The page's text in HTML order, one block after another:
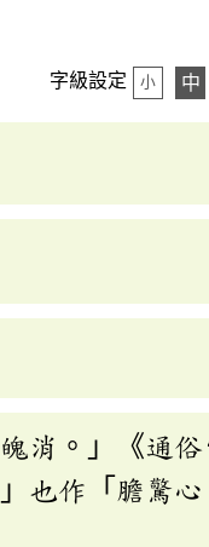
字級設定 小 中
消。」《通俗
也作「膽驚心